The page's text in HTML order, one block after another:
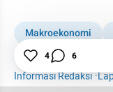
Makroekonomi
Israel
Iran
Informasi Redaksi·
4 6